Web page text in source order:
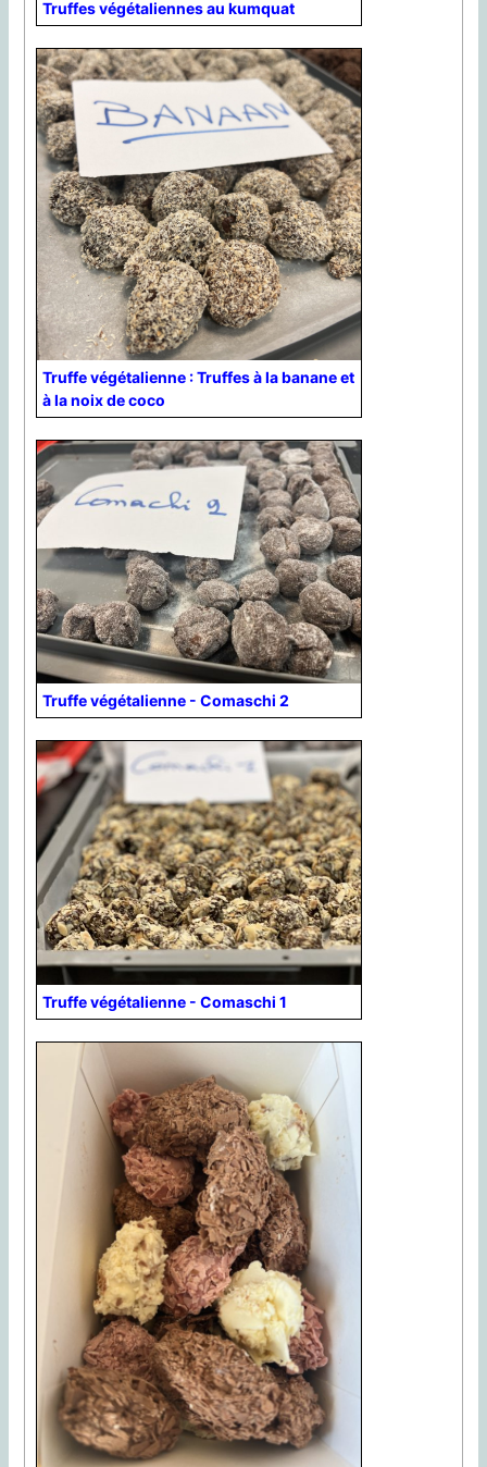
Truffes végétaliennes au kumquat
Truffe végétalienne : Truffes à la banane et
à la noix de coco
Truffe végétalienne - Comaschi 2
Truffe végétalienne - Comaschi 1